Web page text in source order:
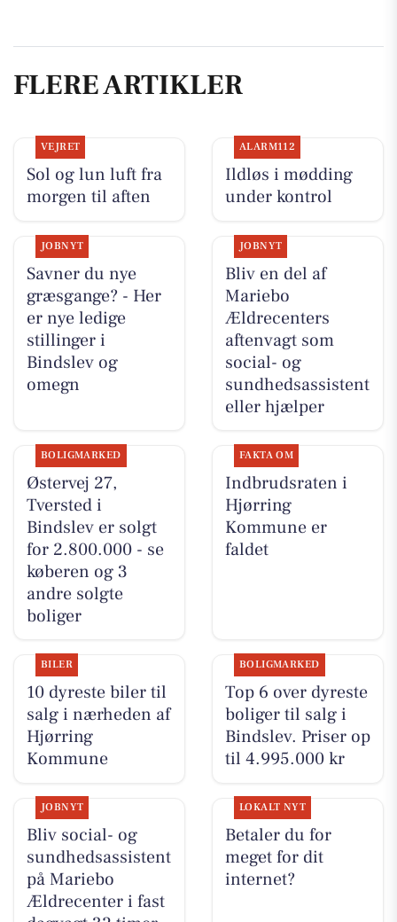
FLERE ARTIKLER
VEJRET
Sol og lun luft fra
morgen til aften
ALARM112
Ildløs i mødding
under kontrol
JOBNYT
Savner du nye
græsgange? - Her
er nye ledige
stillinger i
Bindslev og
omegn
JOBNYT
Bliv en del af
Mariebo
Ældrecenters
aftenvagt som
social- og
sundhedsassistent
eller hjælper
BOLIGMARKED
Østervej 27,
Tversted i
Bindslev er solgt
for 2.800.000 - se
køberen og 3
andre solgte
boliger
FAKTA OM
Indbrudsraten i
Hjørring
Kommune er
faldet
BILER
10 dyreste biler til
salg i nærheden af
Hjørring
Kommune
BOLIGMARKED
Top 6 over dyreste
boliger til salg i
Bindslev. Priser op
til 4.995.000 kr
JOBNYT
Bliv social- og
sundhedsassistent
på Mariebo
Ældrecenter i fast
LOKALT NYT
Betaler du for
meget for dit
internet?